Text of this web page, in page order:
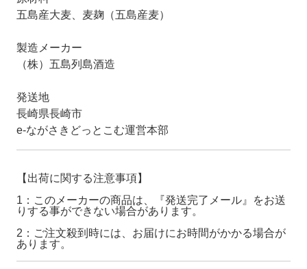
五島産大麦、麦麹（五島産麦）
製造メーカー
（株）五島列島酒造
発送地
長崎県長崎市
e-ながさきどっとこむ運営本部
【出荷に関する注意事項】
1：このメーカーの商品は、『発送完了メール』をお送
りする事ができない場合があります。
2：ご注文殺到時には、お届けにお時間がかかる場合が
あります。